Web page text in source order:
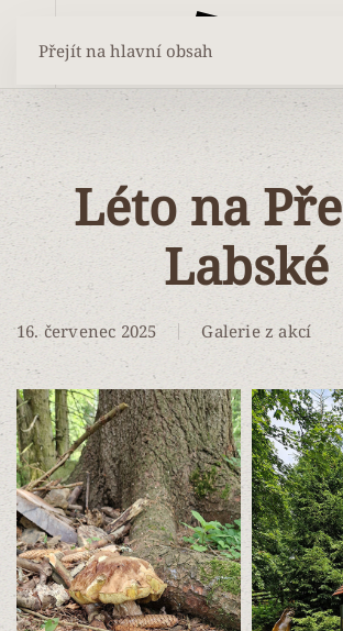
Přejít na hlavní obsah
Léto na
Labské
16. červenec 2025 Galerie z akcí